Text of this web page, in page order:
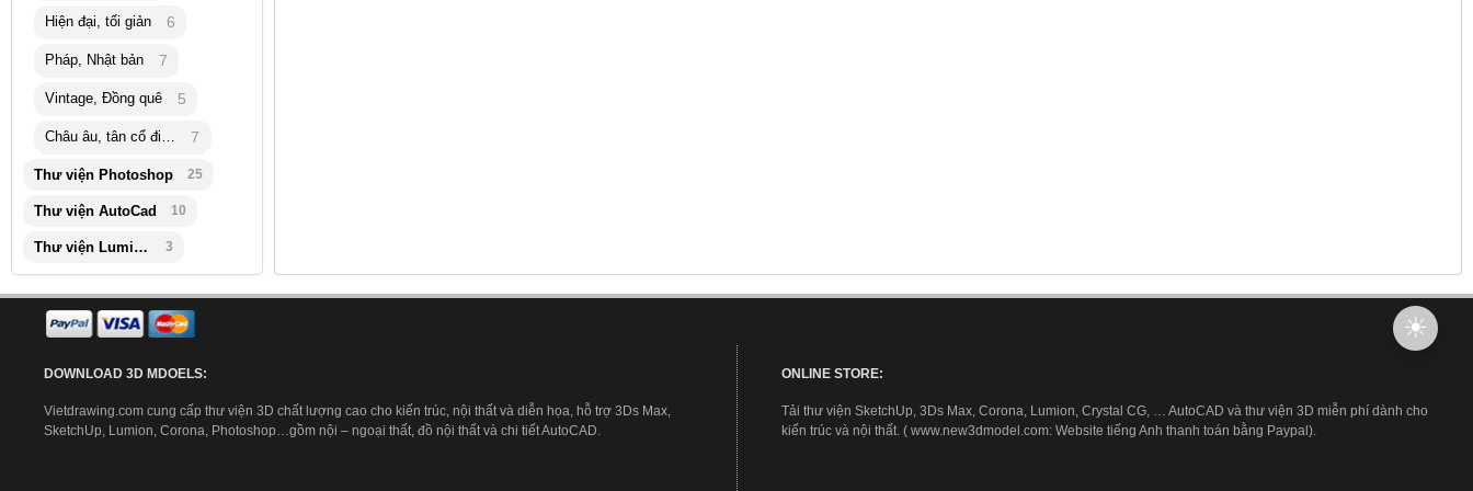
Hiện đại, tối giản 6
Pháp, Nhật bản 7
Vintage, Đồng quê 5
Châu âu, tân cổ điển 7
Thư viện Photoshop 25
Thư viện AutoCad 10
Thư viện Lumion 3
DOWNLOAD 3D MDOELS:
Vietdrawing.com cung cấp thư viện 3D chất lượng cao cho kiến trúc, nội thất và diễn họa, hỗ trợ 3Ds Max,
SketchUp, Lumion, Corona, Photoshop…gồm nội – ngoại thất, đồ nội thất và chi tiết AutoCAD.
ONLINE STORE:
Tải thư viện SketchUp, 3Ds Max, Corona, Lumion, Crystal CG, … AutoCAD và thư viện 3D miễn phí dành cho
kiến trúc và nội thất. ( www.new3dmodel.com: Website tiếng Anh thanh toán bằng Paypal).